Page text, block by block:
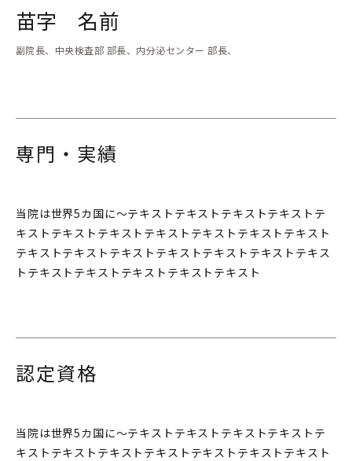
苗字 名前
副院長、中央検査部 部長、内分泌センター 部長、
専門・実績
当院は世界5カ国に〜テキストテキストテキストテキストテ
キストテキストテキストテキストテキストテキストテキスト
テキストテキストテキストテキストテキストテキストテキス
トテキストテキストテキストテキストテキスト
認定資格
当院は世界5カ国に〜テキストテキストテキストテキストテ
キストテキストテキストテキストテキストテキストテキスト